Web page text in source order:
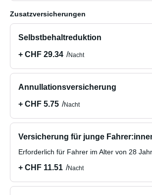
Zusatzversicherungen
Selbstbehaltreduktion
+ CHF 29.34
Nacht
Annullationsversicherung
+ CHF 5.75
Nacht
Versicherung für junge
Erforderlich für Fahrer im Alter von 28
+ CHF 11.51 Nacht